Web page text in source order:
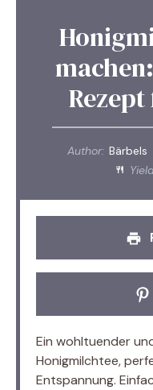
Author: Bärbels
Ein wohltuender
Honigmilchtee,
Entspannung.